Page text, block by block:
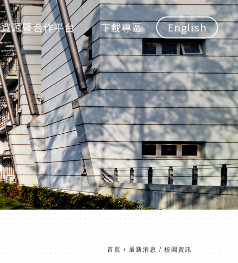
資源暨合作平台 下載專區 English
首頁 / 最新消息 / 校園資訊